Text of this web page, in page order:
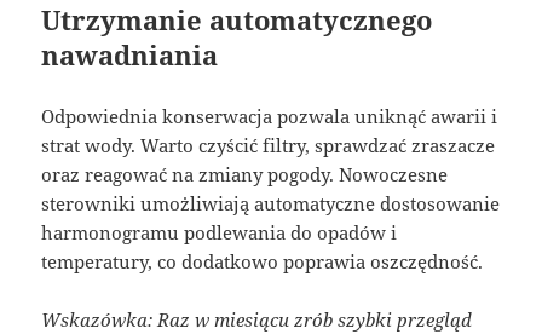
Utrzymanie automatycznego
nawadniania
Odpowiednia konserwacja pozwala uniknąć awarii i
strat wody. Warto czyścić filtry, sprawdzać zraszacze
oraz reagować na zmiany pogody. Nowoczesne
sterowniki umożliwiają automatyczne dostosowanie
harmonogramu podlewania do opadów i
temperatury, co dodatkowo poprawia oszczędność.
Wskazówka: Raz w miesiącu zrób szybki przegląd